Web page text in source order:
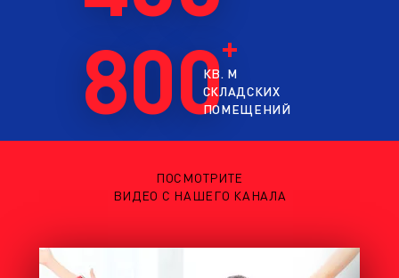
800
КВ. М
СКЛАДСКИХ
ПОМЕЩЕНИЙ
ПОСМОТРИТЕ
ВИДЕО С НАШЕГО КАНАЛА